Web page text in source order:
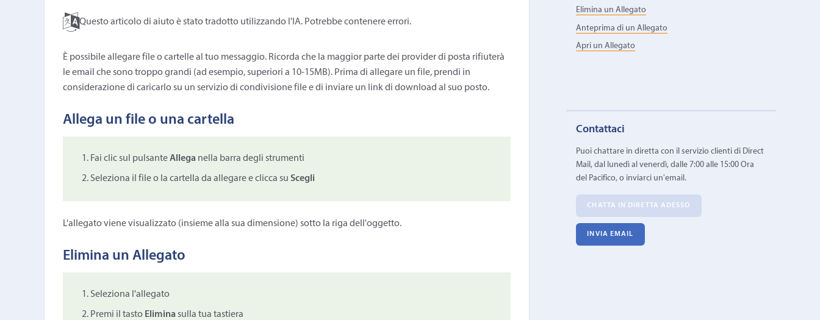
Questo articolo di aiuto è stato tradotto utilizzando l'IA. Potrebbe contenere errori.
È possibile allegare file o cartelle al tuo messaggio. Ricorda che la maggior parte dei provider di posta rifiuterà
le email che sono troppo grandi (ad esempio, superiori a 10-15MB). Prima di allegare un file, prendi in
considerazione di caricarlo su un servizio di condivisione file e di inviare un link di download al suo posto.
Allega un file o una cartella
Fai clic sul pulsanteAlleganella barra degli strumenti
Seleziona il file o la cartella da allegare e clicca su Scegli
L'allegato viene visualizzato (insieme alla sua dimensione) sotto la riga dell'oggetto.
Elimina un Allegato
Seleziona l'allegato
Premi il tasto Eliminasulla tua tastiera
Elimina un Allegato
Anteprima di un Allegato
Apri un Allegato
Contattaci
Puoi chattare in diretta con il servizio clienti di Direct
Mail, dal lunedì al venerdì, dalle 7:00 alle 15:00 Ora
del Pacifico, o inviarci un'email.
CHATTA IN DIRETTA ADESSO
INVIA EMAIL